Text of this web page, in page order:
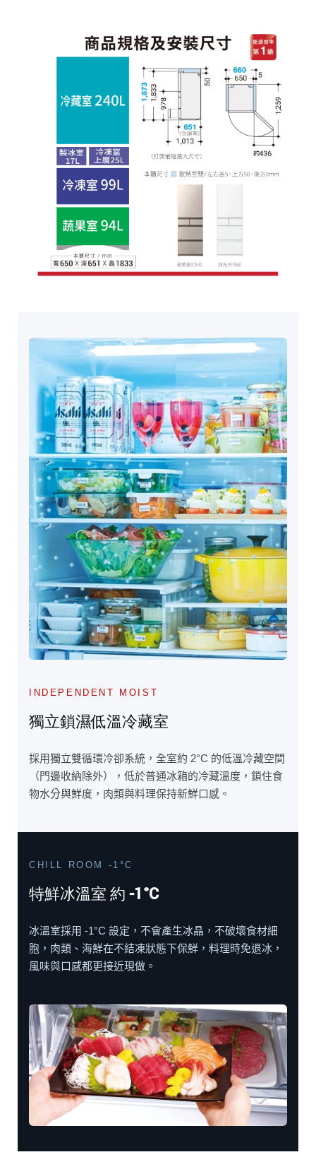
INDEPENDENT MOIST
獨立鎖濕低溫冷藏室
採用獨立雙循環冷卻系統，全室約 2°C 的低溫冷藏空間
（門邊收納除外），低於普通冰箱的冷藏溫度，鎖住食
物水分與鮮度，肉類與料理保持新鮮口感。
CHILL ROOM -1°C
特鮮冰溫室 約 -1°C
冰溫室採用 -1°C 設定，不會產生冰晶，不破壞食材細
胞，肉類、海鮮在不結凍狀態下保鮮，料理時免退冰，
風味與口感都更接近現做。